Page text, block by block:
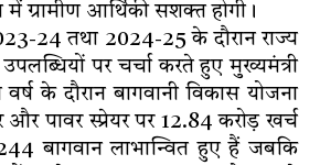
ग्रामीण आर्थिकी सशक्त होगी।
24 तथा 2024-25 के दौरान राज्य
पर चर्चा करते हुए मुख्यमंत्री
के दौरान बागवानी विकास योजना
पावर स्प्रेयर पर 12.84 करोड़ खर्च
बागवान लाभान्वित हुए हैं जबकि